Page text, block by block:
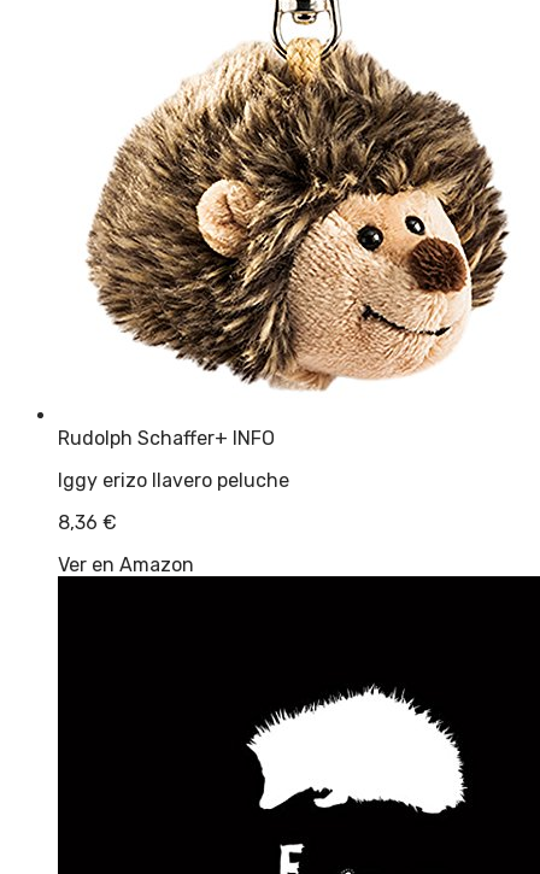
Rudolph Schaffer+ INFO
Iggy erizo llavero peluche
8,36 €
Ver en Amazon